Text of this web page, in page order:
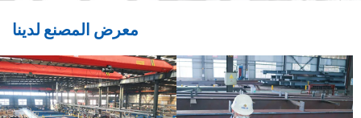
معرض المصنع لدينا